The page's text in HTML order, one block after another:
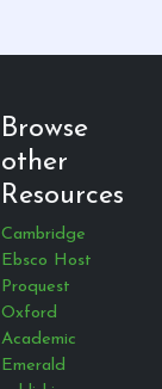
Browse
other
Resources
Cambridge
Ebsco Host
Proquest
Oxford
Academic
Emerald